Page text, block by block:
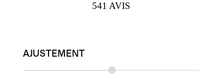
541 AVIS
AJUSTEMENT